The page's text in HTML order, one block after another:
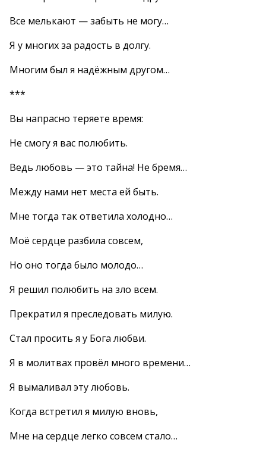
Все мелькают — забыть не могу…
Я у многих за радость в долгу.
Многим был я надёжным другом…
***
Вы напрасно теряете время:
Не смогу я вас полюбить.
Ведь любовь — это тайна! Не бремя…
Между нами нет места ей быть.
Мне тогда так ответила холодно…
Моё сердце разбила совсем,
Но оно тогда было молодо…
Я решил полюбить на зло всем.
Прекратил я преследовать милую.
Стал просить я у Бога любви.
Я в молитвах провёл много времени…
Я вымаливал эту любовь.
Когда встретил я милую вновь,
Мне на сердце легко совсем стало…